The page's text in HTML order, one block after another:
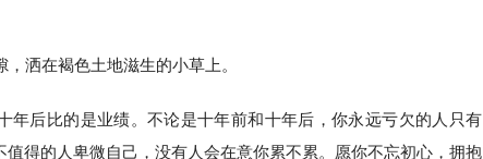
洒在褐色土地滋生的小草上。
年后比的是业绩。不论是十年前和十年后，你永远亏欠的人只有
值得的人卑微自己，没有人会在意你累不累。愿你不忘初心，拥抱